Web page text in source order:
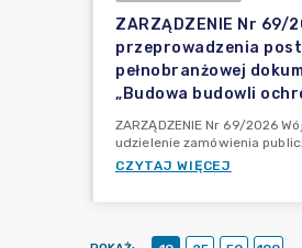
ZARZĄDZENIE Nr
przeprowadzenia
pełnobranżowej
„Budowa budowli
ZARZĄDZENIE Nr 69/2026
udzielenie zamówienia
CZYTAJ WIĘCEJ